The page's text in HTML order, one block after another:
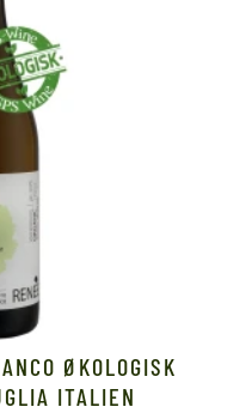
ØKOLOGISK
ITALIEN